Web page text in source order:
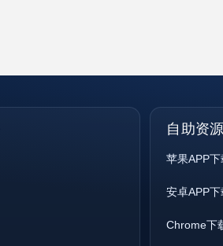
自助资源
苹果APP下
安卓APP下
Chrome下